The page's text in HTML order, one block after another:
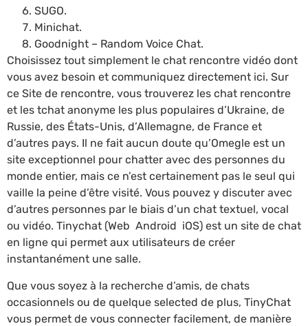
SUGO.
Minichat.
Goodnight – Random Voice Chat.
Choisissez tout simplement le chat rencontre vidéo dont
vous avez besoin et communiquez directement ici. Sur
ce Site de rencontre, vous trouverez les chat rencontre
et les tchat anonyme les plus populaires d’Ukraine, de
Russie, des États-Unis, d’Allemagne, de France et
d’autres pays. Il ne fait aucun doute qu’Omegle est un
site exceptionnel pour chatter avec des personnes du
monde entier, mais ce n’est certainement pas le seul qui
vaille la peine d’être visité. Vous pouvez y discuter avec
d’autres personnes par le biais d’un chat textuel, vocal
ou vidéo. Tinychat (Web Android iOS) est un site de chat
en ligne qui permet aux utilisateurs de créer
instantanément une salle.
Que vous soyez à la recherche d’amis, de chats
occasionnels ou de quelque selected de plus, TinyChat
vous permet de vous connecter facilement, de manière